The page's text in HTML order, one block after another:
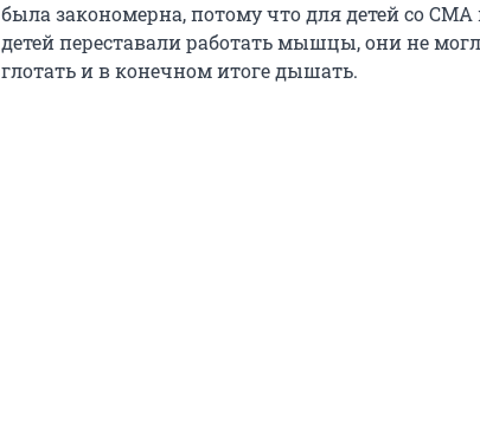
была закономерна, потому что для детей со
детей переставали работать мышцы, они не
глотать и в конечном итоге дышать.